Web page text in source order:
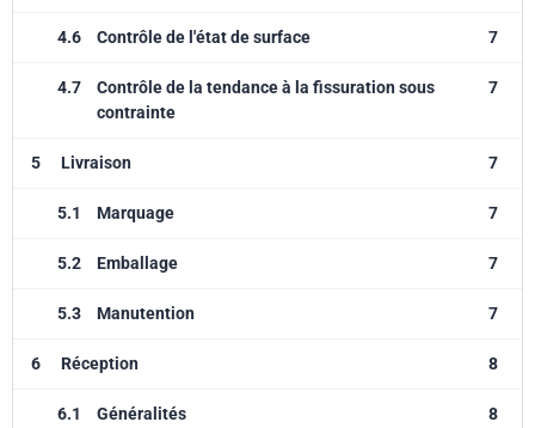
4.6 Contrôle de l'état de surface 7
4.7
Contrôle de la tendance à la fissuration sous
contrainte
7
5 Livraison 7
5.1 Marquage 7
5.2 Emballage 7
5.3 Manutention 7
6 Réception 8
6.1 Généralités 8